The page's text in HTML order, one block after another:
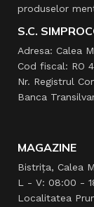
produselor
S.C.
Adresa: Calea
Cod fiscal: RO
Nr. Registrul
Banca
MAGAZINE
Bistrița, Calea
L - V: 08:00 -
Localitatea